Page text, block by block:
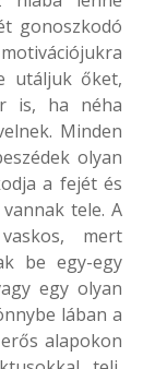
gonoszkodó
utáljuk őket,
is, ha néha
Minden
olyan
a fejét és
tele. A
mert
be egy-egy
egy olyan
lában a
alapokon